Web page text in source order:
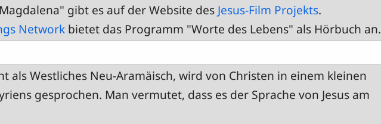
gibt es auf der Website des Jesus-Film Projekts.
Networkbietet das Programm "Worte des Lebens" als Hörbuch an.
als Westliches Neu-Aramäisch, wird von Christen in einem kleinen
gesprochen. Man vermutet, dass es der Sprache von Jesus am